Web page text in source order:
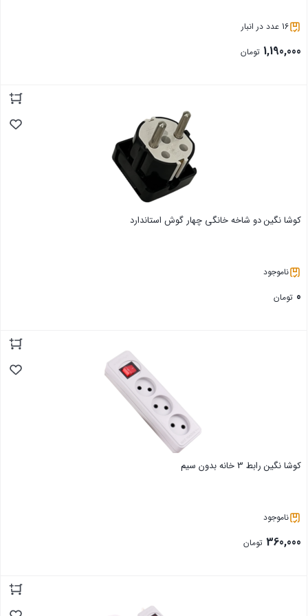
16 عدد در انبار
1,190,000 تومان
کوشا نگین دو شاخه خانگی چهار گوش استاندارد
ناموجود
0 تومان
کوشا نگین رابط 3 خانه بدون سیم
ناموجود
360,000 تومان